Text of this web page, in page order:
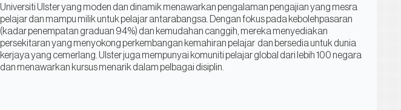
Universiti Ulster yang moden dan dinamik menawarkan pengalaman pengajian yang mesra
pelajar dan mampu milik untuk pelajar antarabangsa. Dengan fokus pada kebolehpasaran
(kadar penempatan graduan 94%) dan kemudahan canggih, mereka menyediakan
persekitaran yang menyokong perkembangan kemahiran pelajar dan bersedia untuk dunia
kerjaya yang cemerlang. Ulster juga mempunyai komuniti pelajar global dari lebih 100 negara
dan menawarkan kursus menarik dalam pelbagai disiplin.